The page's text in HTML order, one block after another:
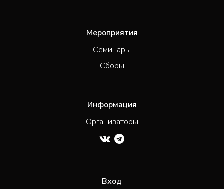
Мероприятия
Семинары
Сборы
Информация
Организаторы
Вход